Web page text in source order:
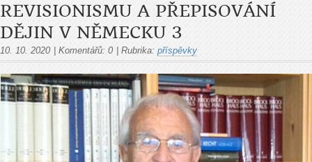
REVISIONISMU A PŘEPISOVÁNÍ
DĚJIN V NĚMECKU 3
10. 10. 2020 | Komentářů: 0 | Rubrika: příspěvky